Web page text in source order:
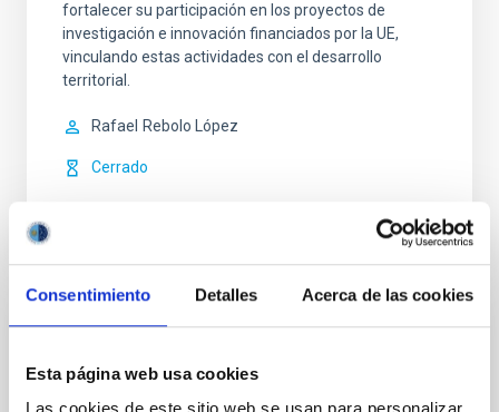
Consentimiento Detalles Acerca de las cookies
Esta página web usa cookies
fortalecer su participación en los proyectos de
investigación e innovación financiados por la UE,
vinculando estas actividades con el desarrollo
territorial.
Rafael Rebolo López
Cerrado
Telescopio Solar Europeo - EST